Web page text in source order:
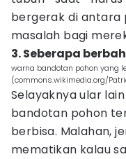
bergerak di antara
masalah bagi
3. Seberapa
warna bandotan pohon yang
(commons.wikimedia.org/
Selayaknya ular
bandotan pohon
berbisa. Malahan,
mematikan kalau